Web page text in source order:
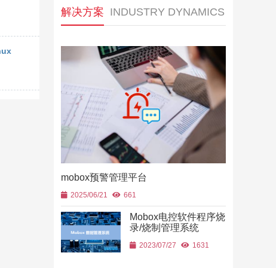
解决方案 INDUSTRY DYNAMICS
mobox预警管理平台
2025/06/21 661
Mobox电控软件程序烧
录/烧制管理系统
2023/07/27 1631